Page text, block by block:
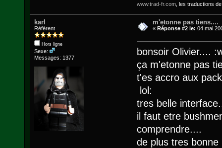
www.trad-fr.com, les traductions
karl
Référent
Hors ligne
Sexe:
Messages: 1377
m'etonne pas tiens....
«Réponse #2 le: 04 mai
bonsoir Olivier....
ça m'etonne pas
t'es accro aux
lol:
tres belle
il faut etre
comprendre....
de plus tres bonne